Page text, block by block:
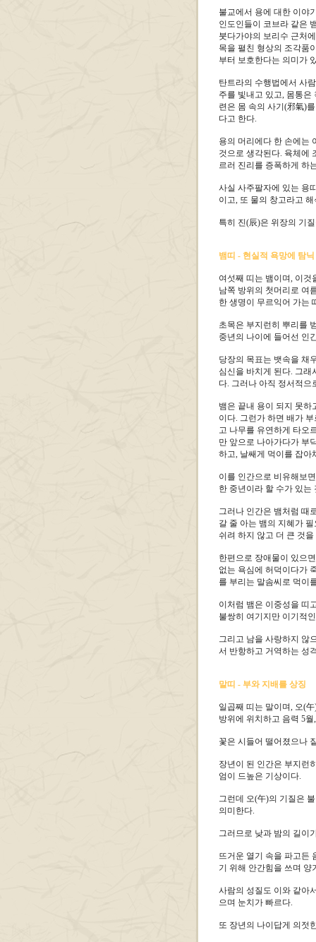
불교에서 용에 대한 이야
인도인들이 코브라 같은
붓다가야의 보리수 근처
목을 펼친 형상의 조각품
부터 보호한다는 의미가
탄트라의 수행법에서 사
주를 빛내고 있고, 몸통은
련은 몸 속의 사기(邪氣)
다고 한다.
용의 머리에다 한 손에는
것으로 생각된다. 육체에
르러 진리를 증폭하게 하
사실 사주팔자에 있는 용
이고, 또 물의 창고라고
특히 진(辰)은 위장의 기
뱀띠 - 현실적 욕망에 탐닉
여섯째 띠는 뱀이며, 이것
남쪽 방위의 첫머리로 여
한 생명이 무르익어 가는
초목은 부지런히 뿌리를
중년의 나이에 들어선 인
당장의 목표는 뱃속을 채
심신을 바치게 된다. 그
다. 그러나 아직 정서적
뱀은 끝내 용이 되지 못하
이다. 그런가 하면 배가
고 나무를 유연하게 타오
만 앞으로 나아가다가 부
하고, 날쌔게 먹이를 잡아
이를 인간으로 비유해보
한 중년이라 할 수가 있는
그러나 인간은 뱀처럼 때
갈 줄 아는 뱀의 지혜가
쉬려 하지 않고 더 큰 것
한편으로 장애물이 있으
없는 욕심에 허덕이다가
를 부리는 말솜씨로 먹이
이처럼 뱀은 이중성을 띠
불쌍히 여기지만 이기적
그리고 남을 사랑하지 않
서 반항하고 거역하는 성
말띠 - 부와 지배를 상징
일곱째 띠는 말이며, 오(
방위에 위치하고 음력 5
꽃은 시들어 떨어졌으나
장년이 된 인간은 부지런
엄이 드높은 기상이다.
그런데 오(午)의 기질은
의미한다.
그러므로 낮과 밤의 길이
뜨거운 열기 속을 파고든
기 위해 안간힘을 쓰며 양
사람의 성질도 이와 같아
으며 눈치가 빠르다.
또 장년의 나이답게 의젓